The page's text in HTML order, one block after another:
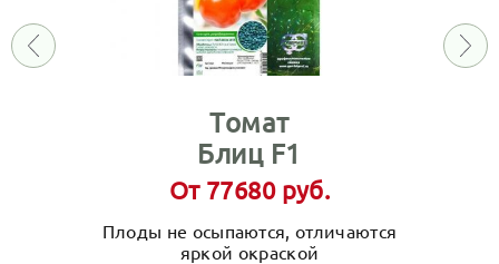
Томат
Блиц F1
От 77680 руб.
Плоды не осыпаются, отличаются
яркой окраской